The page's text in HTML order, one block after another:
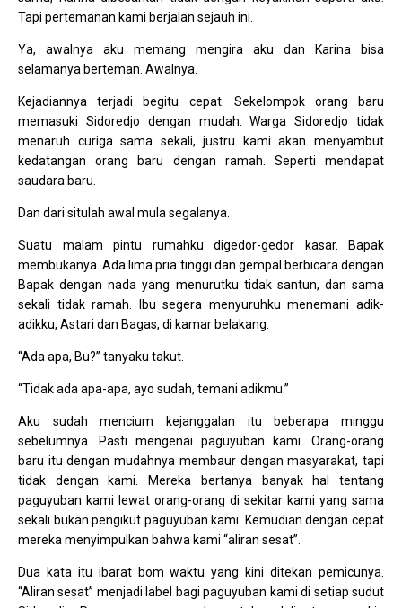
Tapi pertemanan kami berjalan sejauh ini.
Ya, awalnya aku memang mengira aku dan Karina bisa
selamanya berteman. Awalnya.
Kejadiannya terjadi begitu cepat. Sekelompok orang baru
memasuki Sidoredjo dengan mudah. Warga Sidoredjo tidak
menaruh curiga sama sekali, justru kami akan menyambut
kedatangan orang baru dengan ramah. Seperti mendapat
saudara baru.
Dan dari situlah awal mula segalanya.
Suatu malam pintu rumahku digedor-gedor kasar. Bapak
membukanya. Ada lima pria tinggi dan gempal berbicara dengan
Bapak dengan nada yang menurutku tidak santun, dan sama
sekali tidak ramah. Ibu segera menyuruhku menemani adik-
adikku, Astari dan Bagas, di kamar belakang.
“Ada apa, Bu?” tanyaku takut.
“Tidak ada apa-apa, ayo sudah, temani adikmu.”
Aku sudah mencium kejanggalan itu beberapa minggu
sebelumnya. Pasti mengenai paguyuban kami. Orang-orang
baru itu dengan mudahnya membaur dengan masyarakat, tapi
tidak dengan kami. Mereka bertanya banyak hal tentang
paguyuban kami lewat orang-orang di sekitar kami yang sama
sekali bukan pengikut paguyuban kami. Kemudian dengan cepat
mereka menyimpulkan bahwa kami “aliran sesat”.
Dua kata itu ibarat bom waktu yang kini ditekan pemicunya.
“Aliran sesat” menjadi label bagi paguyuban kami di setiap sudut